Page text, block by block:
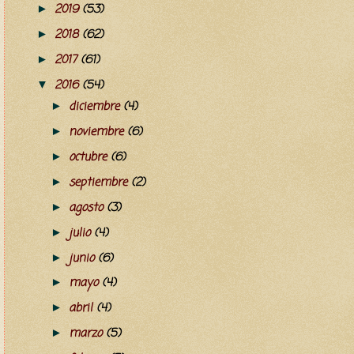
► 2019(53)
► 2018(62)
► 2017(61)
▼ 2016(54)
► diciembre(4)
► noviembre(6)
► octubre(6)
► septiembre(2)
► agosto(3)
► julio(4)
► junio(6)
► mayo(4)
► abril(4)
► marzo(5)